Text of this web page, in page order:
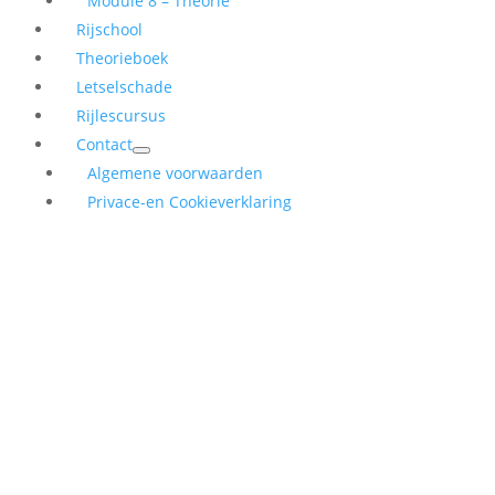
Rijschool
Theorieboek
Letselschade
Rijlescursus
Contact
Algemene voorwaarden
Privace-en Cookieverklaring